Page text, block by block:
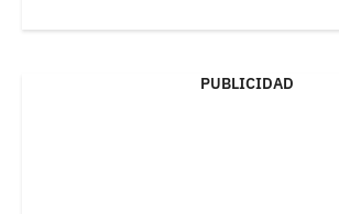
PUBLICIDAD